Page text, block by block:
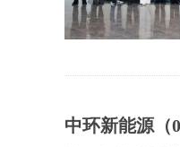
中环新能源（